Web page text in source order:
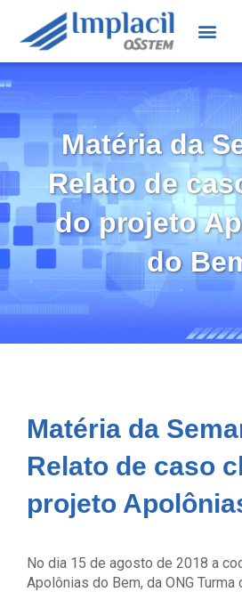
Matéria da
Relato de
do projeto
do
Matéria da
Relato de caso
projeto
No dia 15 de agosto de 2018 a
Apolônias do Bem, da ONG